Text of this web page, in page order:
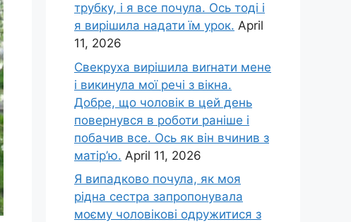
трубку, і я все почула. Ось тоді і
я вирішила надати їм урок. April
11, 2026
Свекруха вирішила виrнати мене
і викинула мої речі з вікна.
Добре, що чоловік в цей день
повернувся в роботи раніше і
побачив все. Ось як він вчинив з
матір’ю. April 11, 2026
Я випадково почула, як моя
рідна сестра запропонувала
моєму чоловікові одружитися з